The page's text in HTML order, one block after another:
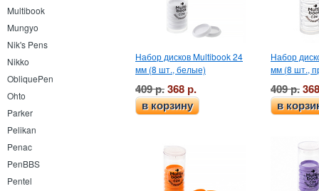
Multibook
Mungyo
Nik's Pens
Nikko
ObliquePen
Ohto
Parker
Pelikan
Penac
PenBBS
Pentel
Набор дисков Multibook 24
мм (8 шт., белые)
409 р.368 р.
в корзину
Набор
мм (8 шт.,
409 р.
в